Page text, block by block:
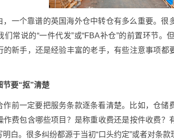
，一个靠谱的英国海外仓中转仓有多么重要。很
们常说的“一件代发”或“FBA补仓”的前置环节。
的新手，还是经验丰富的老手，有些注意事项都
节要“抠”清楚
作前一定要把服务条款逐条看清楚。比如，仓储
作费包含哪些项目？是称重收费还是按件收费？
白。很多纠纷都源于当初“口头约定”或者对条